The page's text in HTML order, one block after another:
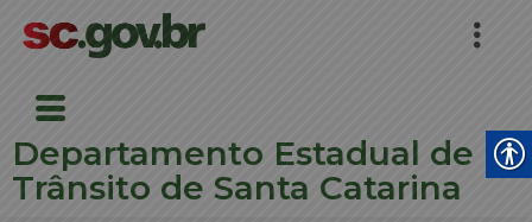
Departamento Estadual de
Trânsito de Santa Catarina